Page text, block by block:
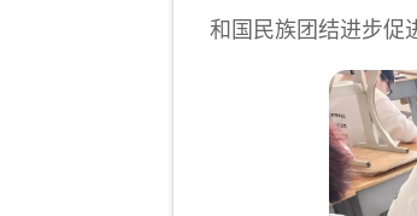
和国民族团结进步促